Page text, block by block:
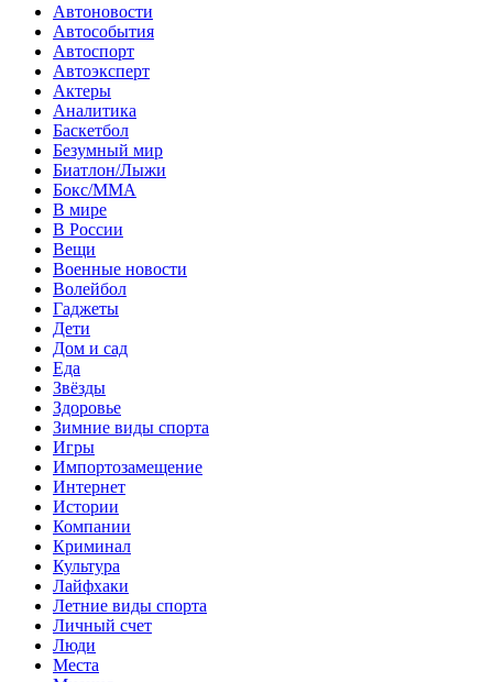
Автоновости
Автособытия
Автоспорт
Автоэксперт
Актеры
Аналитика
Баскетбол
Безумный мир
Биатлон/Лыжи
Бокс/MMA
В мире
В России
Вещи
Военные новости
Волейбол
Гаджеты
Дети
Дом и сад
Еда
Звёзды
Здоровье
Зимние виды спорта
Игры
Импортозамещение
Интернет
Истории
Компании
Криминал
Культура
Лайфхаки
Летние виды спорта
Личный счет
Люди
Места